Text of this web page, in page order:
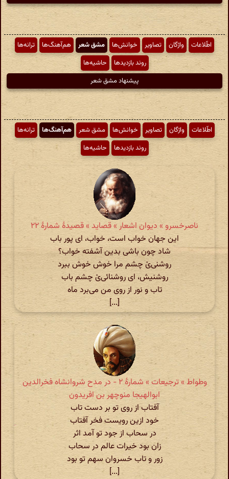
اطّلاعات واژگان تصاویر خوانش‌ها مشق شعر هم‌آهنگ‌ها
ترانه‌ها
روند بازدیدها
حاشیه‌ها
پیشنهاد مشق شعر
اطّلاعات واژگان تصاویر خوانش‌ها مشق شعر هم‌آهنگ‌ها
ترانه‌ها
روند بازدیدها
حاشیه‌ها
ناصرخسرو » دیوان اشعار » قصاید » قصیدهٔ شمارهٔ ۲۲
این جهان خواب است، خواب، ای پور باب
شاد چون باشی بدین آشفته خواب؟
روشنی‌یْ چشم مرا خوش خوش ببرد
روشنیش، ای روشنائی‌یْ چشم باب
تاب و نور از روی من می‌برد ماه
[...]
وطواط » ترجیعات » شمارهٔ ۲ - در مدح شروانشاه فخرالدین
ابوالهیجا منوچهر بن افریدون
آفتاب از روی تو بر دست تاب
خود ازین رویست فخر آفتاب
در سحاب از جود تو آمد اثر
زان بود خیرات عالم در سحاب
زور و تاب خسروان سهم تو بود
[...]